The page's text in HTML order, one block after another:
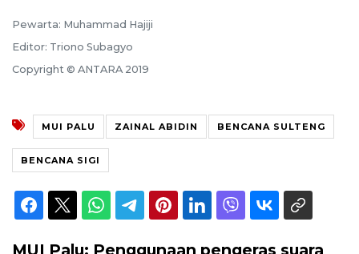
Pewarta: Muhammad Hajiji
Editor: Triono Subagyo
Copyright © ANTARA 2019
MUI PALU ZAINAL ABIDIN BENCANA SULTENG
BENCANA SIGI
MUI Palu: Penggunaan pengeras suara